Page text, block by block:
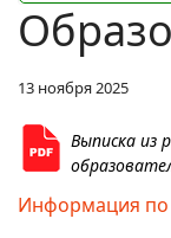
13 ноября 2025
Выписка из
Информация